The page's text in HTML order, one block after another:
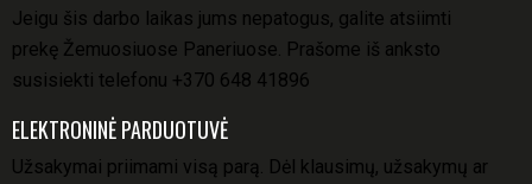
Jeigu šis darbo laikas jums nepatogus, galite atsiimti
prekę Žemuosiuose Paneriuose. Prašome iš anksto
susisiekti telefonu +370 648 41896
ELEKTRONINĖ PARDUOTUVĖ
Užsakymai priimami visą parą. Dėl klausimų, užsakymų ar